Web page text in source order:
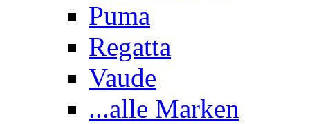
Puma
Regatta
Vaude
...alle Marken